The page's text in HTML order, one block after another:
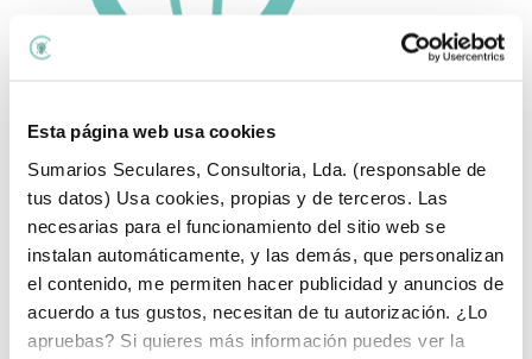
Esta página web usa cookies
Sumarios Seculares, Consultoria, Lda. (responsable de
tus datos) Usa cookies, propias y de terceros. Las
necesarias para el funcionamiento del sitio web se
instalan automáticamente, y las demás, que personalizan
el contenido, me permiten hacer publicidad y anuncios de
acuerdo a tus gustos, necesitan de tu autorización. ¿Lo
apruebas? Si quieres más información puedes ver la
Temas del blog:
Temas
del
blog: